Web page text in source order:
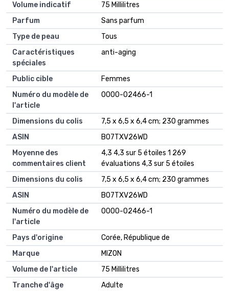
Volume indicatif
‎75 Millilitres
Parfum
‎Sans parfum
Type de peau
‎Tous
Caractéristiques
spéciales
‎anti-aging
Public cible
‎Femmes
Numéro du modèle de
l'article
‎0000-02466-1
Dimensions du colis
‎7,5 x 6,5 x 6,4 cm; 230 grammes
ASIN
‎B07TXV26WD
Moyenne des
commentaires client
4,3 4,3 sur 5 étoiles 1 269
évaluations 4,3 sur 5 étoiles
Dimensions du colis
7,5 x 6,5 x 6,4 cm; 230 grammes
ASIN
B07TXV26WD
Numéro du modèle de
l'article
0000-02466-1
Pays d'origine
Corée, République de
Marque
MIZON
Volume de l'article
75 Millilitres
Tranche d'âge
Adulte